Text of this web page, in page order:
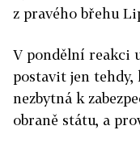
z pravého břehu
V pondělní reakci
postavit jen tehdy,
nezbytná k
obraně státu, a